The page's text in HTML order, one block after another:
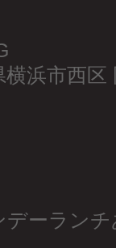
浜市西区
ーラン